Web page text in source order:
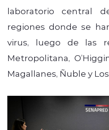
laboratorio central
regiones donde se
virus, luego de las
Metropolitana,
Magallanes, Ñuble y